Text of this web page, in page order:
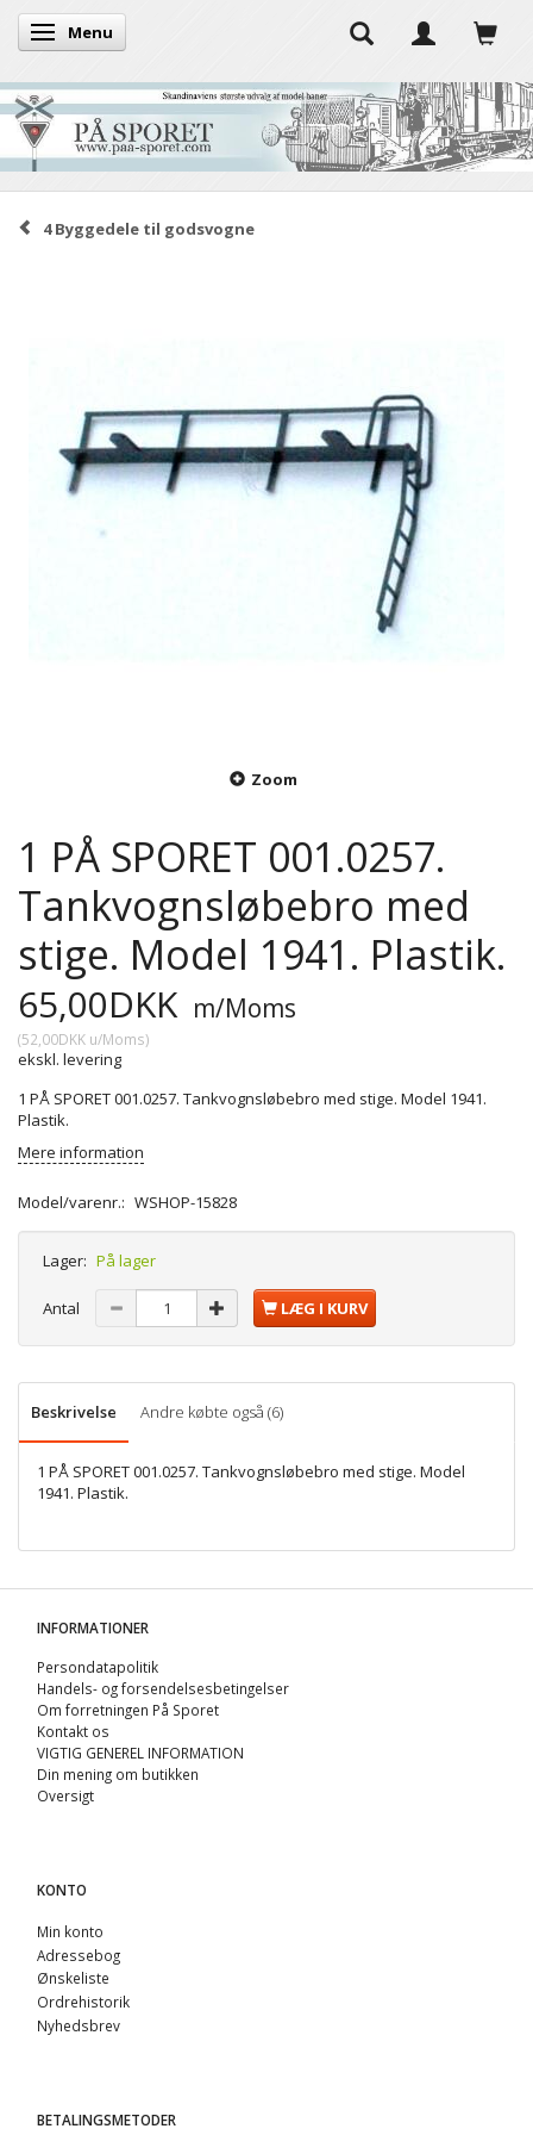
Skifte navigation
Menu
4 Byggedele til godsvogne
Zoom
1 PÅ SPORET 001.0257.
Tankvognsløbebro med
stige. Model 1941. Plastik.
65,00DKK m/Moms
(52,00DKK u/Moms)
ekskl. levering
1 PÅ SPORET 001.0257. Tankvognsløbebro med stige. Model 1941.
Plastik.
Mere information
Model/varenr.: WSHOP-15828
Lager: På lager
Antal LÆG I KURV
Beskrivelse Andre købte også (6)
1 PÅ SPORET 001.0257. Tankvognsløbebro med stige. Model
1941. Plastik.
INFORMATIONER
Persondatapolitik
Handels- og forsendelsesbetingelser
Om forretningen På Sporet
Kontakt os
VIGTIG GENEREL INFORMATION
Din mening om butikken
Oversigt
KONTO
Min konto
Adressebog
Ønskeliste
Ordrehistorik
Nyhedsbrev
BETALINGSMETODER